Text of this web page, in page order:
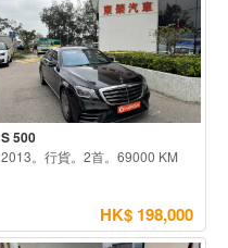
S 500
2013。行貨。2首。69000 KM
HK$ 198,000